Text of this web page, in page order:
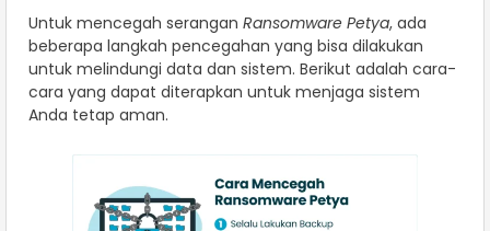
Untuk mencegah serangan Ransomware Petya, ada
beberapa langkah pencegahan yang bisa dilakukan
untuk melindungi data dan sistem. Berikut adalah cara-
cara yang dapat diterapkan untuk menjaga sistem
Anda tetap aman.